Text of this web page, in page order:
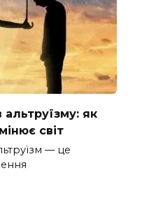
як
світ
— це